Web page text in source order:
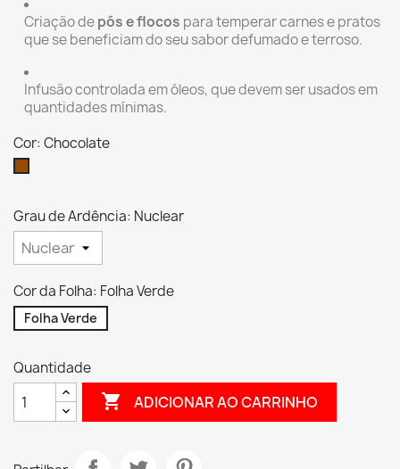
Criação depós e flocos para temperar carnes e pratos
que se beneficiam do seu sabor defumado e terroso.
Infusão controlada em óleos, que devem ser usados em
quantidades mínimas.
Cor: Chocolate
Grau de Ardência: Nuclear
Cor da Folha: Folha Verde
Folha Verde
Quantidade
 ADICIONAR AO CARRINHO